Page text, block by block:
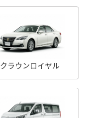
クラウンロイヤル